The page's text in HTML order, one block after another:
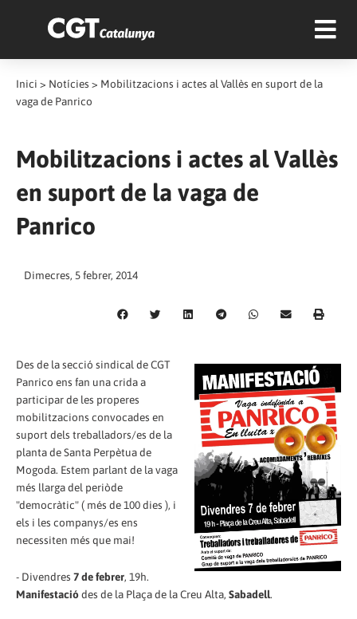
Inici > Notícies > Mobilitzacions i actes al Vallès en suport de la
vaga de Panrico
Mobilitzacions i actes al Vallès
en suport de la vaga de
Panrico
Dimecres, 5 febrer, 2014
Des de la secció sindical de CGT
Panrico ens fan una crida a
participar de les properes
mobilitzacions convocades en
suport dels treballadors/es de la
planta de Santa Perpètua de
Mogoda. Estem parlant de la vaga
més llarga del periòde
"democràtic" ( més de 100 dies ), i
els i les companys/es ens
necessiten més que mai!
- Divendres 7 de febrer, 19h.
Manifestaciódes de la Plaça de la Creu Alta, Sabadell.